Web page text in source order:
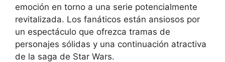
emoción en torno a una serie potencialmente
revitalizada. Los fanáticos están ansiosos por
un espectáculo que ofrezca tramas de
personajes sólidas y una continuación atractiva
de la saga de Star Wars.